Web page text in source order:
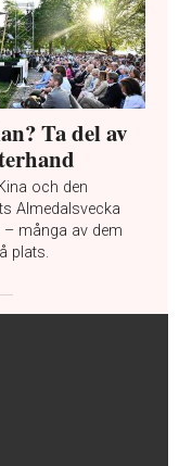
Ta del av
och den
Almedalsvecka
– många av dem
plats.